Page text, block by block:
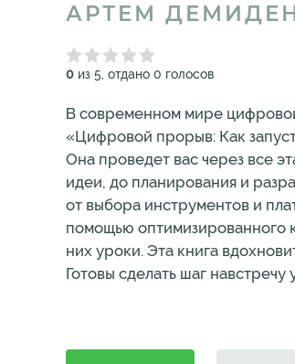
АРТЕМ
0 из 5, отдано 0 голосов
В современном мире
«Цифровой прорыв: Как
Она проведет вас через все
идеи, до планирования и
от выбора инструментов и
помощью оптимизированного
них уроки. Эта книга
Готовы сделать шаг